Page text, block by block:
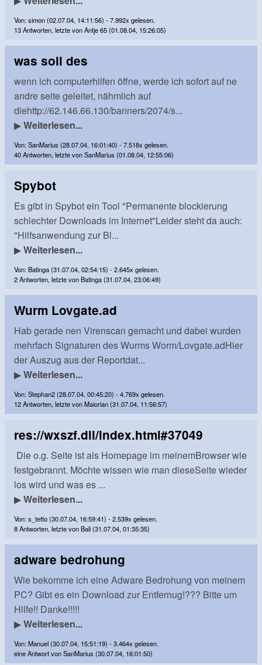
Von: simon (02.07.04, 14:11:56) - 7.992x gelesen.
13 Antworten, letzte von Antje 65 (01.08.04, 15:26:05)
was soll des
wenn ich computerhilfen öffne, werde ich sofort auf ne
andre seite geleitet, nähmlich auf
diehttp://62.146.66.130/banners/2074/s...
▶Weiterlesen...
Von: SanMarius (28.07.04, 16:01:40) - 7.518x gelesen.
40 Antworten, letzte von SanMarius (01.08.04, 12:55:06)
Spybot
Es gibt in Spybot ein Tool "Permanente blockierung
schlechter Downloads im Internet"Leider steht da auch:
"Hilfsanwendung zur Bl...
▶Weiterlesen...
Von: Batinga (31.07.04, 02:54:15) - 2.645x gelesen.
2 Antworten, letzte von Batinga (31.07.04, 23:06:49)
Wurm Lovgate.ad
Hab gerade nen Virenscan gemacht und dabei wurden
mehrfach Signaturen des Wurms Worm/Lovgate.adHier
der Auszug aus der Reportdat...
▶Weiterlesen...
Von: Stephan2 (28.07.04, 00:45:20) - 4.769x gelesen.
12 Antworten, letzte von Maiorian (31.07.04, 11:56:57)
res://wxszf.dll/index.html#37049
Die o.g. Seite ist als Homepage im meinemBrowser wie
festgebrannt. Möchte wissen wie man dieseSeite wieder
los wird und was es ...
▶Weiterlesen...
Von: s_tetto (30.07.04, 16:59:41) - 2.539x gelesen.
8 Antworten, letzte von Bali (31.07.04, 01:35:35)
adware bedrohung
Wie bekomme ich eine Adware Bedrohung von meinem
PC? Gibt es ein Download zur Entfernug!??? Bitte um
Hilfe!! Danke!!!!!
▶Weiterlesen...
Von: Manuel (30.07.04, 15:51:19) - 3.464x gelesen.
eine Antwort von SanMarius (30.07.04, 16:01:50)